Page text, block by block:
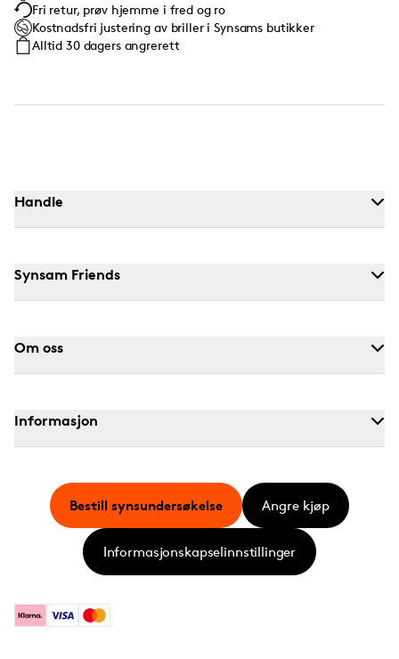
Fri retur, prøv hjemme i fred og ro
Kostnadsfri justering av briller i Synsams butikker
Alltid 30 dagers angrerett
Handle
Synsam Friends
Om oss
Informasjon
KlarnaVisa Mastercard
Bestill synsundersøkelse Angre kjøp
Informasjonskapselinnstillinger